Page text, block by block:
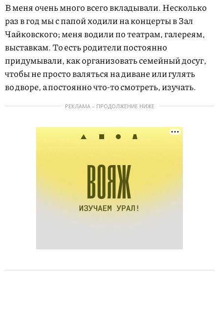
В меня очень много всего вкладывали. Несколько
раз в год мы с папой ходили на концерты в Зал
Чайковского; меня водили по театрам, галереям,
выставкам. То есть родители постоянно
придумывали, как организовать семейный досуг,
чтобы не просто валяться на диване или гулять
во дворе, а постоянно что-то смотреть, изучать.
РЕКЛАМА – ПРОДОЛЖЕНИЕ НИЖЕ